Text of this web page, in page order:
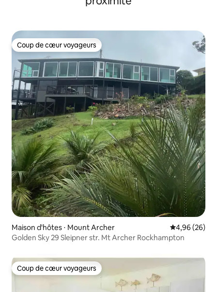
Coup de cœur voyageurs
Coup de cœur voyageurs
Maison d'hôtes ⋅ Mount Archer Évaluation
4,96 (26)
Golden Sky 29 Sleipner str. Mt Archer Rockhampton
Coup de cœur voyageurs
Coup de cœur voyageurs